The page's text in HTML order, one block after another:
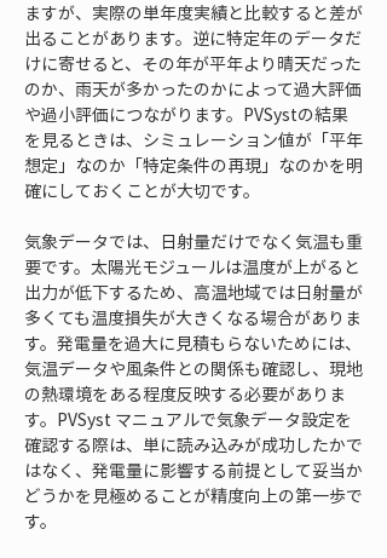
ますが、実際の単年度実績と比較すると差が
出ることがあります。逆に特定年のデータだ
けに寄せると、その年が平年より晴天だった
のか、雨天が多かったのかによって過大評価
や過小評価につながります。PVSystの結果
を見るときは、シミュレーション値が「平年
想定」なのか「特定条件の再現」なのかを明
確にしておくことが大切です。
気象データでは、日射量だけでなく気温も重
要です。太陽光モジュールは温度が上がると
出力が低下するため、高温地域では日射量が
多くても温度損失が大きくなる場合がありま
す。発電量を過大に見積もらないためには、
気温データや風条件との関係も確認し、現地
の熱環境をある程度反映する必要がありま
す。PVSyst マニュアルで気象データ設定を
確認する際は、単に読み込みが成功したかで
はなく、発電量に影響する前提として妥当か
どうかを見極めることが精度向上の第一歩で
す。